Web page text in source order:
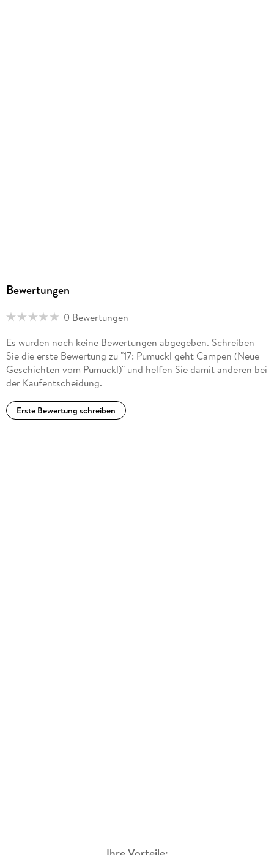
Audioinhalt
Hörspiel
4069829232791
Bewertungen
0 Bewertungen
Es wurden noch keine Bewertungen abgegeben. Schreiben
Sie die erste Bewertung zu "17: Pumuckl geht Campen (Neue
Geschichten vom Pumuckl)" und helfen Sie damit anderen bei
der Kaufentscheidung.
Erste Bewertung schreiben